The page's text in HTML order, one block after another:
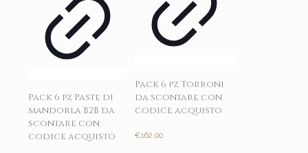
Pack 6 pz Paste di
mandorla B2B da
scontare con
codice acquisto
Pack 6 pz Torroni
da scontare con
codice acquisto
€162.00